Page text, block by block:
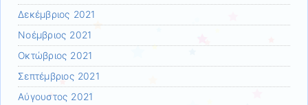
Δεκέμβριος 2021
Νοέμβριος 2021
Οκτώβριος 2021
Σεπτέμβριος 2021
Αύγουστος 2021